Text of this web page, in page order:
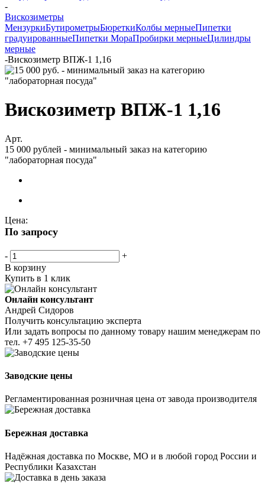
-
Вискозиметры
МензуркиБутирометрыБюреткиКолбы мерныеПипетки
градуированныеПипетки МораПробирки мерныеЦилиндры
мерные
-Вискозиметр ВПЖ-1 1,16
Вискозиметр ВПЖ-1 1,16
Арт.
15 000 рублей - минимальный заказ на категорию
"лабораторная посуда"
Цена:
По запросу
-
+
В корзину
Купить в 1 клик
Онлайн консультант
Андрей Сидоров
Получить консультацию эксперта
Или задать вопросы по данному товару нашим менеджерам по
тел. +7 495 125-35-50
Заводские цены
Регламентированная розничная цена от завода производителя
Бережная доставка
Надёжная доставка по Москве, МО и в любой город России и
Республики Казахстан